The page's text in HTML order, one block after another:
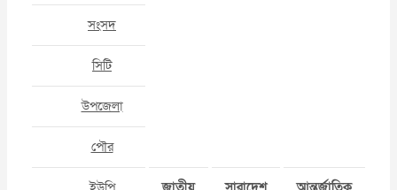
সংসদ
সিটি
উপজেলা
পৌর